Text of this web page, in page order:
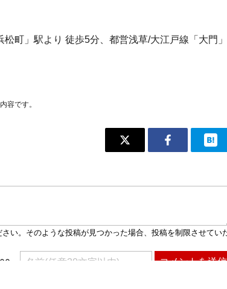
町」駅より 徒歩5分、都営浅草/大江戸線「大門」
容です。